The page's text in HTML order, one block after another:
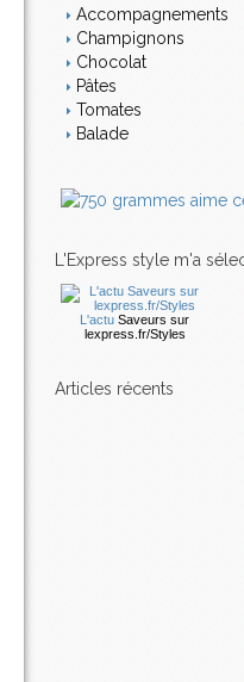
Accompagnements
Champignons
Chocolat
Pâtes
Tomates
Balade
L'Express style m'a
L'actu Saveurs sur
lexpress.fr/Styles
articles récents